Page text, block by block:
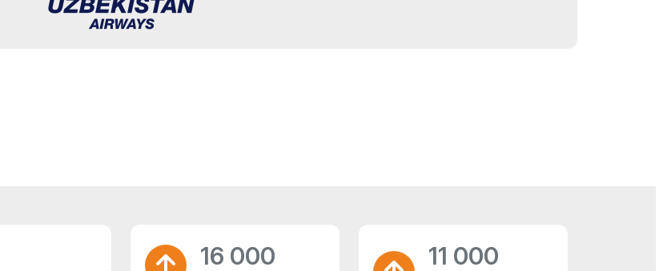
16 000 11 000